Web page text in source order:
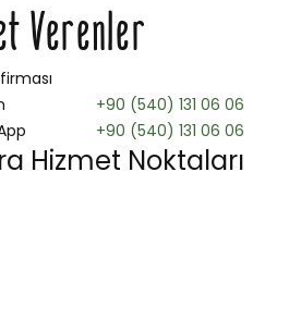
Verenler
+90 (540) 131 06 06
+90 (540) 131 06 06
Hizmet Noktaları